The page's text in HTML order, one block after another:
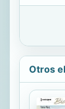
Otros